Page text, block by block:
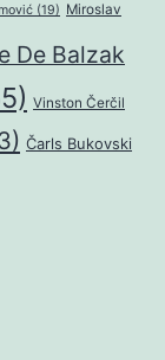
(19) Miroslav
De Balzak
Vinston Čerčil
Čarls Bukovski